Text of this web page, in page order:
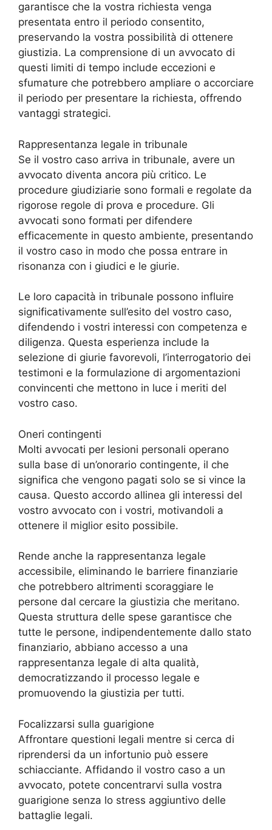
garantisce che la vostra richiesta venga
presentata entro il periodo consentito,
preservando la vostra possibilità di ottenere
giustizia. La comprensione di un avvocato di
questi limiti di tempo include eccezioni e
sfumature che potrebbero ampliare o accorciare
il periodo per presentare la richiesta, offrendo
vantaggi strategici.
Rappresentanza legale in tribunale
Se il vostro caso arriva in tribunale, avere un
avvocato diventa ancora più critico. Le
procedure giudiziarie sono formali e regolate da
rigorose regole di prova e procedure. Gli
avvocati sono formati per difendere
efficacemente in questo ambiente, presentando
il vostro caso in modo che possa entrare in
risonanza con i giudici e le giurie.
Le loro capacità in tribunale possono influire
significativamente sull’esito del vostro caso,
difendendo i vostri interessi con competenza e
diligenza. Questa esperienza include la
selezione di giurie favorevoli, l’interrogatorio dei
testimoni e la formulazione di argomentazioni
convincenti che mettono in luce i meriti del
vostro caso.
Oneri contingenti
Molti avvocati per lesioni personali operano
sulla base di un’onorario contingente, il che
significa che vengono pagati solo se si vince la
causa. Questo accordo allinea gli interessi del
vostro avvocato con i vostri, motivandoli a
ottenere il miglior esito possibile.
Rende anche la rappresentanza legale
accessibile, eliminando le barriere finanziarie
che potrebbero altrimenti scoraggiare le
persone dal cercare la giustizia che meritano.
Questa struttura delle spese garantisce che
tutte le persone, indipendentemente dallo stato
finanziario, abbiano accesso a una
rappresentanza legale di alta qualità,
democratizzando il processo legale e
promuovendo la giustizia per tutti.
Focalizzarsi sulla guarigione
Affrontare questioni legali mentre si cerca di
riprendersi da un infortunio può essere
schiacciante. Affidando il vostro caso a un
avvocato, potete concentrarvi sulla vostra
guarigione senza lo stress aggiuntivo delle
battaglie legali.